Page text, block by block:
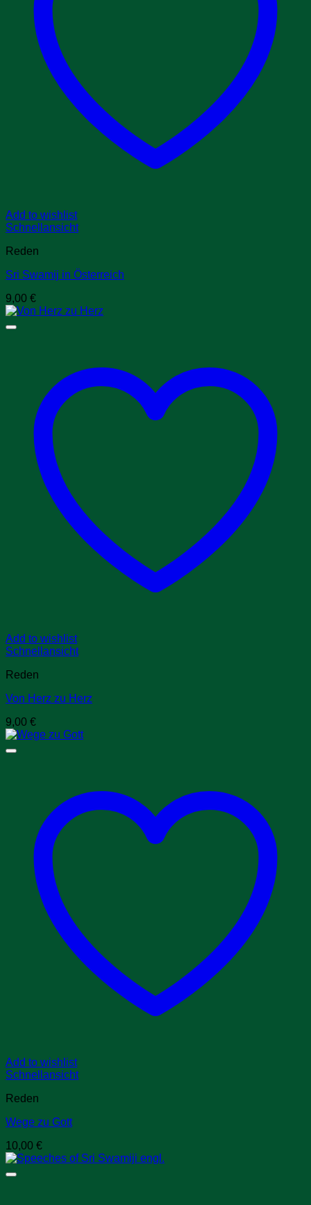
Add to wishlist
Schnellansicht
Reden
Sri Swamij in Österreich
9,00 €
Add to wishlist
Schnellansicht
Reden
Von Herz zu Herz
9,00 €
Add to wishlist
Schnellansicht
Reden
Wege zu Gott
10,00 €